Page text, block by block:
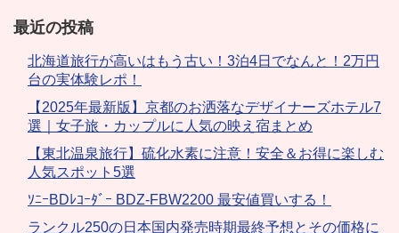
最近の投稿
北海道旅行が高いはもう古い！3泊4日でなんと！2万円
台の実体験レポ！
【2025年最新版】京都のお洒落なデザイナーズホテル7
選｜女子旅・カップルに人気の映え宿まとめ
【東北温泉旅行】硫化水素に注意！安全＆お得に楽しむ
人気スポット5選
ｿﾆｰBDﾚｺｰﾀﾞｰ BDZ-FBW2200 最安値買いする！
ランクル250の日本国内発売時期最終予想とその価格に